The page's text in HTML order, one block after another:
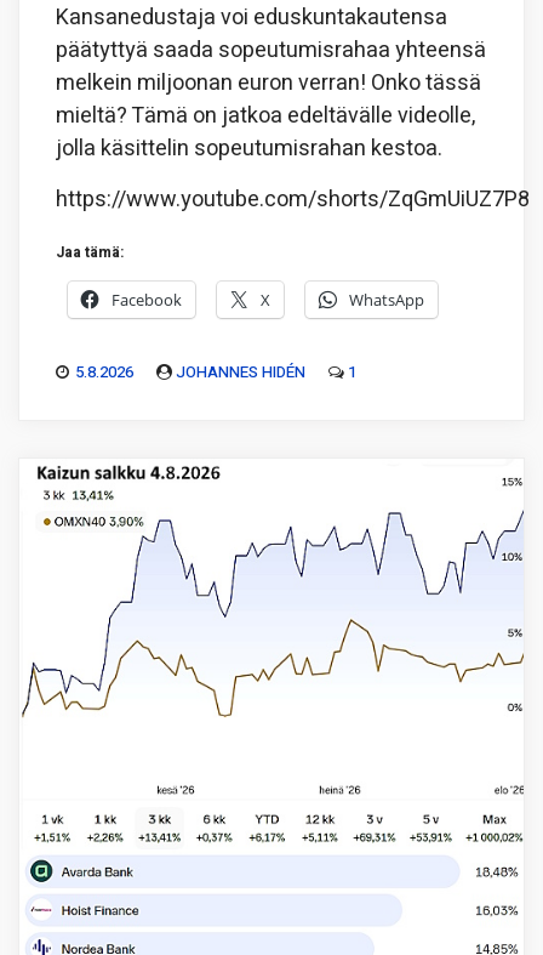
Kansanedustaja voi eduskuntakautensa
päätyttyä saada sopeutumisrahaa yhteensä
melkein miljoonan euron verran! Onko tässä
mieltä? Tämä on jatkoa edeltävälle videolle,
jolla käsittelin sopeutumisrahan kestoa.
https://www.youtube.com/shorts/ZqGmUiUZ7P8
Jaa tämä:
Facebook X WhatsApp
5.8.2026 JOHANNES HIDÉN 1